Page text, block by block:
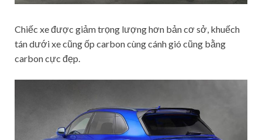
Chiếc xe được giảm trọng lượng hơn bản cơ sở, khuếch
tán dưới xe cũng ốp carbon cùng cánh gió cũng bằng
carbon cực đẹp.